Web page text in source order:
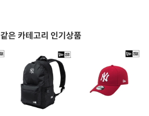
dongeecom@naver.com
경기도 고양시 덕양구 꽃마을로64, 1235호
같은 카테고리 인기상품